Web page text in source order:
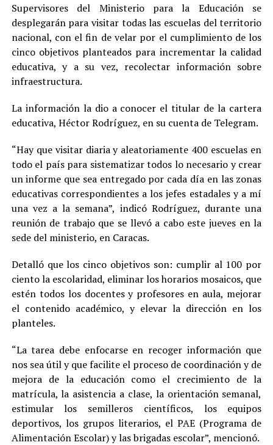
Supervisores del Ministerio para la Educación se
desplegarán para visitar todas las escuelas del territorio
nacional, con el fin de velar por el cumplimiento de los
cinco objetivos planteados para incrementar la calidad
educativa, y a su vez, recolectar información sobre
infraestructura.
La información la dio a conocer el titular de la cartera
educativa, Héctor Rodríguez, en su cuenta de Telegram.
“Hay que visitar diaria y aleatoriamente 400 escuelas en
todo el país para sistematizar todos lo necesario y crear
un informe que sea entregado por cada día en las zonas
educativas correspondientes a los jefes estadales y a mí
una vez a la semana”, indicó Rodríguez, durante una
reunión de trabajo que se llevó a cabo este jueves en la
sede del ministerio, en Caracas.
Detalló que los cinco objetivos son: cumplir al 100 por
ciento la escolaridad, eliminar los horarios mosaicos, que
estén todos los docentes y profesores en aula, mejorar
el contenido académico, y elevar la dirección en los
planteles.
“La tarea debe enfocarse en recoger información que
nos sea útil y que facilite el proceso de coordinación y de
mejora de la educación como el crecimiento de la
matrícula, la asistencia a clase, la orientación semanal,
estimular los semilleros científicos, los equipos
deportivos, los grupos literarios, el PAE (Programa de
Alimentación Escolar) y las brigadas escolar”, mencionó.